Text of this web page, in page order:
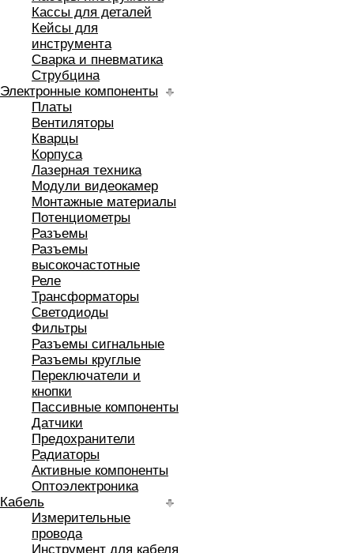
Кассы для деталей
Кейсы для
инструмента
Сварка и пневматика
Струбцина
Электронные компоненты
Платы
Вентиляторы
Кварцы
Корпуса
Лазерная техника
Модули видеокамер
Монтажные материалы
Потенциометры
Разъемы
Разъемы
высокочастотные
Реле
Трансформаторы
Светодиоды
Фильтры
Разъемы сигнальные
Разъемы круглые
Переключатели и
кнопки
Пассивные компоненты
Датчики
Предохранители
Радиаторы
Активные компоненты
Оптоэлектроника
Кабель
Измерительные
провода
Инструмент для кабеля